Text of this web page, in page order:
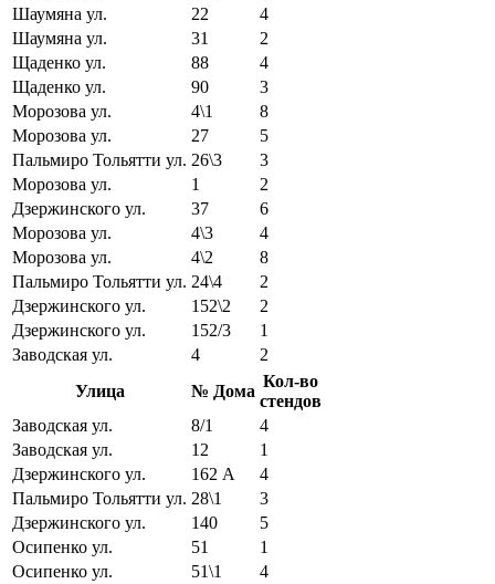
Шаумяна ул.
22
4
Шаумяна ул.
31
2
Щаденко ул.
88
4
Щаденко ул.
90
3
Морозова ул.
4\1
8
Морозова ул.
27
5
Пальмиро Тольятти ул. 26\3
3
Морозова ул.
1
2
Дзержинского ул.
37
6
Морозова ул.
4\3
4
Морозова ул.
4\2
8
Пальмиро Тольятти ул. 24\4
2
Дзержинского ул.
152\2
2
Дзержинского ул.
152/3
1
Заводская ул.
4
2
Улица
№ Дома
Кол-во
стендов
Заводская ул.
8/1
4
Заводская ул.
12
1
Дзержинского ул.
162 А
4
Пальмиро Тольятти ул. 28\1
3
Дзержинского ул.
140
5
Осипенко ул.
51
1
Осипенко ул.
51\1
4